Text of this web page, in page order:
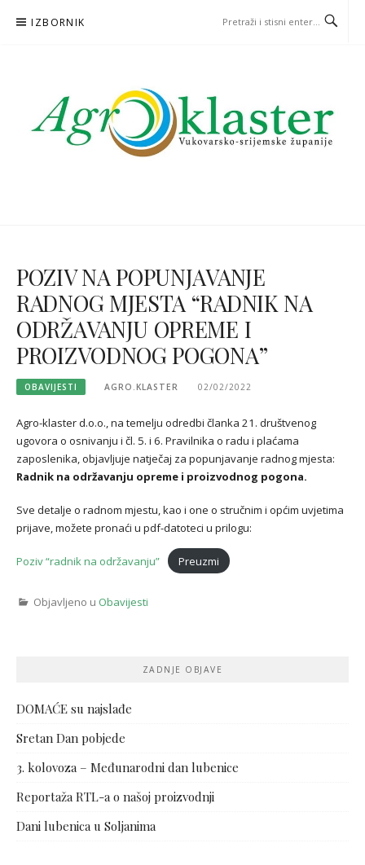
IZBORNIK
POZIV NA POPUNJAVANJE
RADNOG MJESTA “RADNIK NA
ODRŽAVANJU OPREME I
PROIZVODNOG POGONA”
OBAVIJESTI AGRO.KLASTER 02/02/2022
Agro-klaster d.o.o., na temelju odredbi članka 21. društvenog
ugovora o osnivanju i čl. 5. i 6. Pravilnika o radu i plaćama
zaposlenika, objavljuje natječaj za popunjavanje radnog mjesta:
Radnik na održavanju opreme i proizvodnog pogona.
Sve detalje o radnom mjestu, kao i one o stručnim i općim uvjetima
prijave, možete pronaći u pdf-datoteci u prilogu:
Poziv “radnik na održavanju” Preuzmi
Objavljeno u Obavijesti
ZADNJE OBJAVE
DOMAĆE su najslađe
Sretan Dan pobjede
3. kolovoza – Međunarodni dan lubenice
Reportaža RTL-a o našoj proizvodnji
Dani lubenica u Soljanima